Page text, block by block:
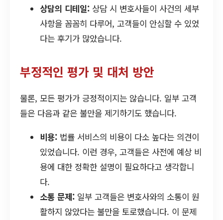
상담의 디테일: 상담 시 변호사들이 사건의 세부
사항을 꼼꼼히 다루어, 고객들이 안심할 수 있었
다는 후기가 많았습니다.
부정적인 평가 및 대처 방안
물론, 모든 평가가 긍정적이지는 않습니다. 일부 고객
들은 다음과 같은 불만을 제기하기도 했습니다.
비용: 법률 서비스의 비용이 다소 높다는 의견이
있었습니다. 이런 경우, 고객들은 사전에 예상 비
용에 대한 정확한 설명이 필요하다고 생각합니
다.
소통 문제: 일부 고객들은 변호사와의 소통이 원
활하지 않았다는 불만을 토로했습니다. 이 문제